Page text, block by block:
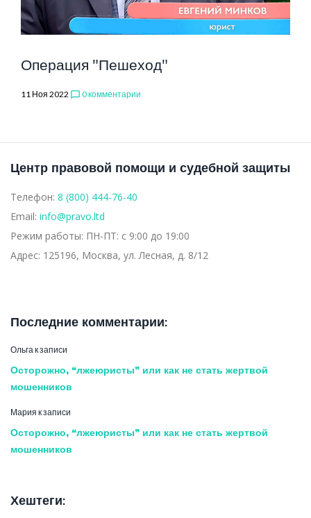
Операция "Пешеход"
11 Ноя 2022 chat_bubble_outline 0 комментарии
Центр правовой помощи и судебной защиты
Телефон: 8 (800) 444-76-40
Email: info@pravo.ltd
Режим работы: ПН-ПТ: с 9:00 до 19:00
Адрес: 125196, Москва, ул. Лесная, д. 8/12
Последние комментарии:
Ольга к записи
Осторожно, “лжеюристы” или как не стать жертвой
мошенников
Мария к записи
Осторожно, “лжеюристы” или как не стать жертвой
мошенников
Хештеги: